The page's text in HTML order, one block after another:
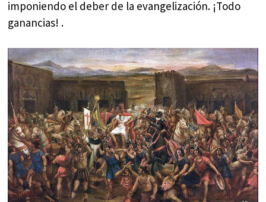
imponiendo el deber de la evangelización. ¡Todo
ganancias! .